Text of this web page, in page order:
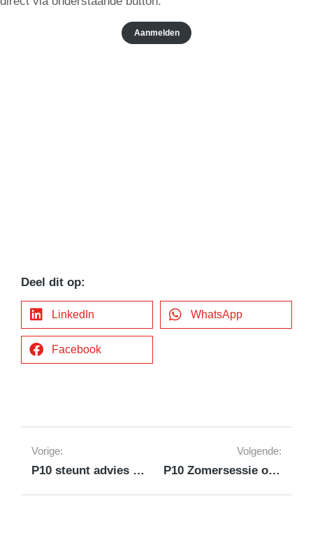
Aanmelden
Deel dit op:
LinkedIn WhatsApp
Facebook
Vorige:
P10 steunt advies ROB
Volgende:
P10 Zomersessie onderdeel van Dorpenfestival